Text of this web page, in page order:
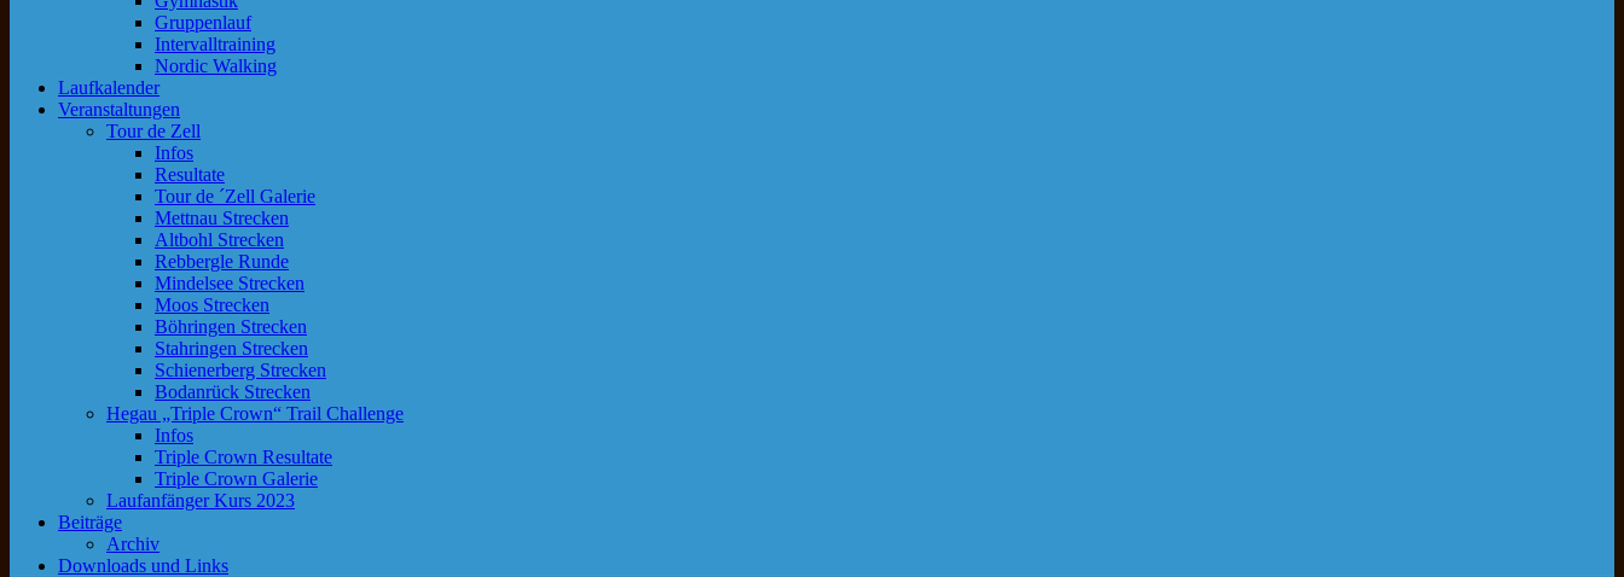
Gruppenlauf
Intervalltraining
Nordic Walking
Laufkalender
Veranstaltungen
Tour de Zell
Infos
Resultate
Tour de ´Zell Galerie
Mettnau Strecken
Altbohl Strecken
Rebbergle Runde
Mindelsee Strecken
Moos Strecken
Böhringen Strecken
Stahringen Strecken
Schienerberg Strecken
Bodanrück Strecken
Hegau „Triple Crown“ Trail Challenge
Infos
Triple Crown Resultate
Triple Crown Galerie
Laufanfänger Kurs 2023
Beiträge
Archiv
Downloads und Links